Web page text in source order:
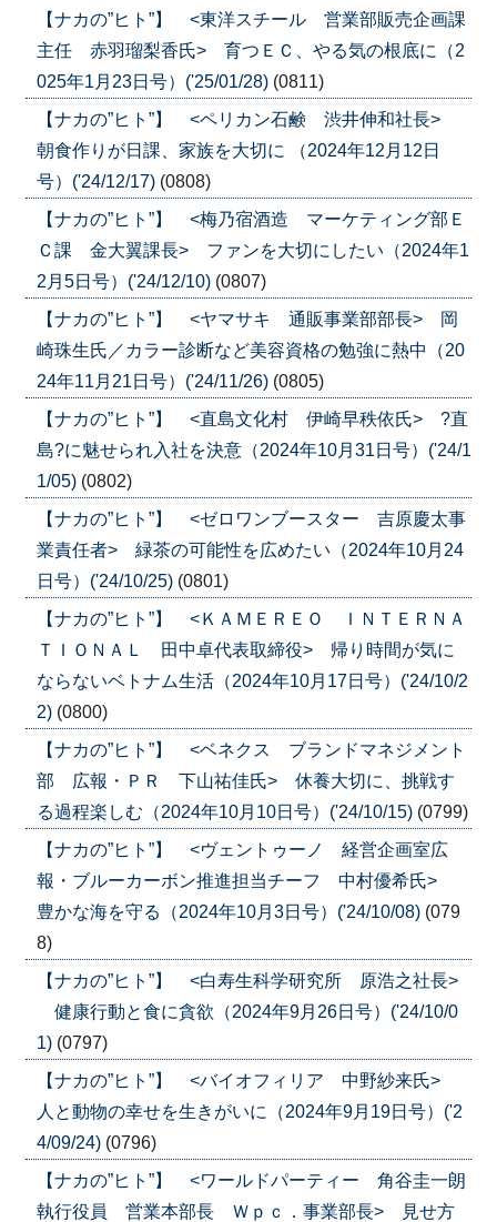
【ナカの”ヒト”】 <東洋スチール 営業部販売企画課
主任 赤羽瑠梨香氏> 育つＥＣ、やる気の根底に（2
025年1月23日号）('25/01/28) (0811)
【ナカの”ヒト”】 <ペリカン石鹸 渋井伸和社長>
朝食作りが日課、家族を大切に （2024年12月12日
号）('24/12/17) (0808)
【ナカの”ヒト”】 <梅乃宿酒造 マーケティング部Ｅ
Ｃ課 金大翼課長> ファンを大切にしたい（2024年1
2月5日号）('24/12/10) (0807)
【ナカの”ヒト”】 <ヤマサキ 通販事業部部長> 岡
崎珠生氏／カラー診断など美容資格の勉強に熱中（20
24年11月21日号）('24/11/26) (0805)
【ナカの”ヒト”】 <直島文化村 伊崎早秩依氏> ?直
島?に魅せられ入社を決意（2024年10月31日号）('24/1
1/05) (0802)
【ナカの”ヒト”】 <ゼロワンブースター 吉原慶太事
業責任者> 緑茶の可能性を広めたい（2024年10月24
日号）('24/10/25) (0801)
【ナカの”ヒト”】 <ＫＡＭＥＲＥＯ ＩＮＴＥＲＮＡ
ＴＩＯＮＡＬ 田中卓代表取締役> 帰り時間が気に
ならないベトナム生活（2024年10月17日号）('24/10/2
2) (0800)
【ナカの”ヒト”】 <ベネクス ブランドマネジメント
部 広報・ＰＲ 下山祐佳氏> 休養大切に、挑戦す
る過程楽しむ（2024年10月10日号）('24/10/15) (0799)
【ナカの”ヒト”】 <ヴェントゥーノ 経営企画室広
報・ブルーカーボン推進担当チーフ 中村優希氏>
豊かな海を守る（2024年10月3日号）('24/10/08) (079
8)
【ナカの”ヒト”】 <白寿生科学研究所 原浩之社長>
健康行動と食に貪欲（2024年9月26日号）('24/10/0
1) (0797)
【ナカの”ヒト”】 <バイオフィリア 中野紗来氏>
人と動物の幸せを生きがいに（2024年9月19日号）('2
4/09/24) (0796)
【ナカの”ヒト”】 <ワールドパーティー 角谷圭一朗
執行役員 営業本部長 Ｗｐｃ．事業部長> 見せ方